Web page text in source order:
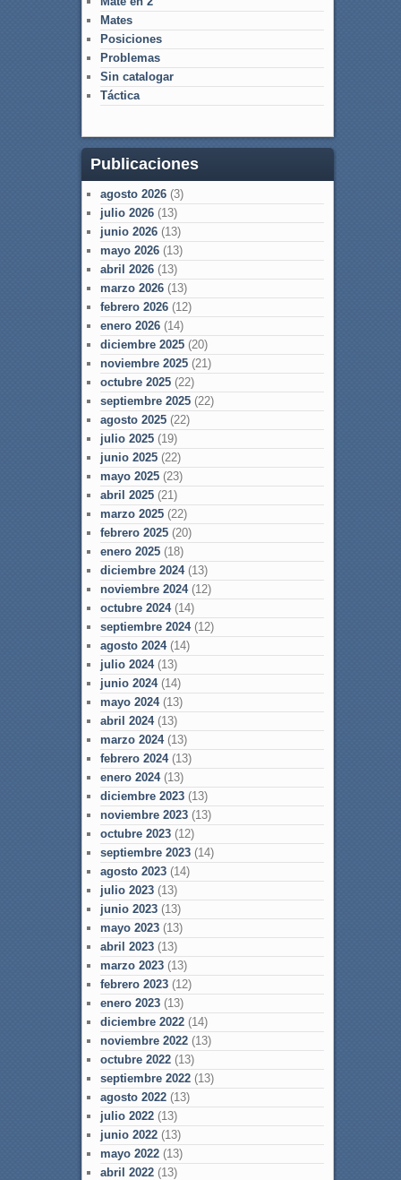
Mates
Posiciones
Problemas
Sin catalogar
Táctica
Publicaciones
agosto 2026(3)
julio 2026(13)
junio 2026(13)
mayo 2026(13)
abril 2026(13)
marzo 2026(13)
febrero 2026(12)
enero 2026(14)
diciembre 2025(20)
noviembre 2025(21)
octubre 2025(22)
septiembre 2025(22)
agosto 2025(22)
julio 2025(19)
junio 2025(22)
mayo 2025(23)
abril 2025(21)
marzo 2025(22)
febrero 2025(20)
enero 2025(18)
diciembre 2024(13)
noviembre 2024(12)
octubre 2024(14)
septiembre 2024(12)
agosto 2024(14)
julio 2024(13)
junio 2024(14)
mayo 2024(13)
abril 2024(13)
marzo 2024(13)
febrero 2024(13)
enero 2024(13)
diciembre 2023(13)
noviembre 2023(13)
octubre 2023(12)
septiembre 2023(14)
agosto 2023(14)
julio 2023(13)
junio 2023(13)
mayo 2023(13)
abril 2023(13)
marzo 2023(13)
febrero 2023(12)
enero 2023(13)
diciembre 2022(14)
noviembre 2022(13)
octubre 2022(13)
septiembre 2022(13)
agosto 2022(13)
julio 2022(13)
junio 2022(13)
mayo 2022(13)
abril 2022(13)